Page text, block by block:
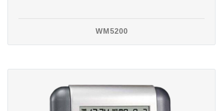
WM5200